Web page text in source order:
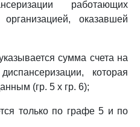
работающих
оказавшей
сумма счета на
которая
(гр. 5 x гр. 6);
только по графе 5 и по